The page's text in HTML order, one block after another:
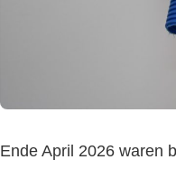
Ende April 2026 waren